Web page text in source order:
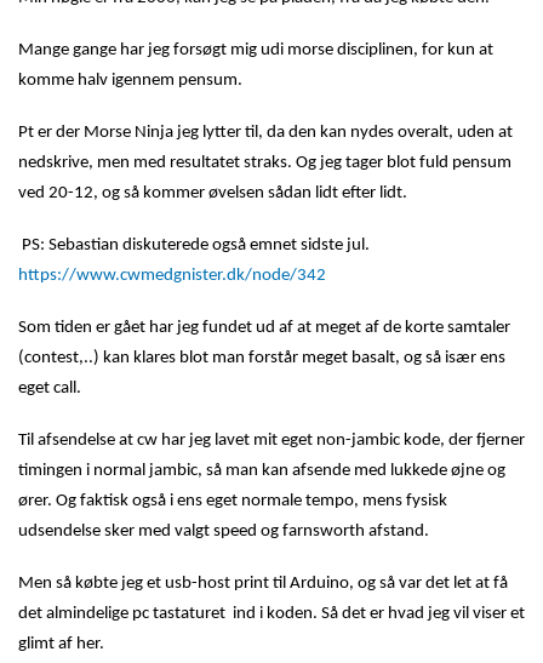
Mange gange har jeg forsøgt mig udi morse disciplinen, for kun at
komme halv igennem pensum.
Pt er der Morse Ninja jeg lytter til, da den kan nydes overalt, uden at
nedskrive, men med resultatet straks. Og jeg tager blot fuld pensum
ved 20-12, og så kommer øvelsen sådan lidt efter lidt.
PS: Sebastian diskuterede også emnet sidste jul.
https://www.cwmedgnister.dk/node/342
Som tiden er gået har jeg fundet ud af at meget af de korte samtaler
(contest,..) kan klares blot man forstår meget basalt, og så især ens
eget call.
Til afsendelse at cw har jeg lavet mit eget non-jambic kode, der fjerner
timingen i normal jambic, så man kan afsende med lukkede øjne og
ører. Og faktisk også i ens eget normale tempo, mens fysisk
udsendelse sker med valgt speed og farnsworth afstand.
Men så købte jeg et usb-host print til Arduino, og så var det let at få
det almindelige pc tastaturet ind i koden. Så det er hvad jeg vil viser et
glimt af her.